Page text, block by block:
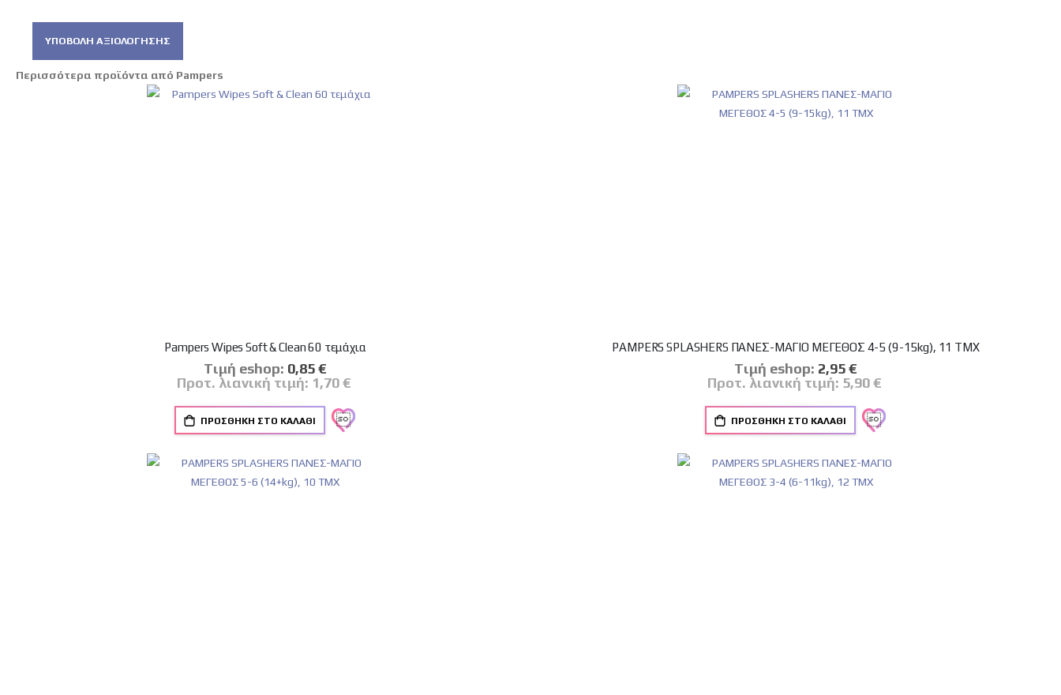
ΥΠΟΒΟΛΉ ΑΞΙΟΛΌΓΗΣΗΣ
Περισσότερα προϊόντα από Pampers
Pampers Wipes Soft & Clean 60 τεμάχια
Tιμή eshop: Ειδική
Τιμή
0,85 €
Προτ. λιανική τιμή: 1,70 €
ΠΡΟΣΘΉΚΗ ΣΤΟ ΚΑΛΆΘΙ
PAMPERS SPLASHERS ΠΑΝΕΣ-ΜΑΓΙΟ ΜΕΓΕΘΟΣ 4-5 (9-15kg), 11 ΤΜΧ
Tιμή eshop: Ειδική
Τιμή
2,95 €
Προτ. λιανική τιμή: 5,90 €
ΠΡΟΣΘΉΚΗ ΣΤΟ ΚΑΛΆΘΙ